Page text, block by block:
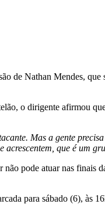
de Nathan Mendes,
o dirigente afirmou
Mas a gente
acrescentem, que é um
pode atuar nas finais
para sábado (6), às